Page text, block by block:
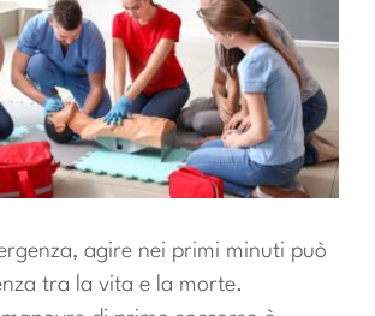
agire nei primi minuti può
tra la vita e la morte.